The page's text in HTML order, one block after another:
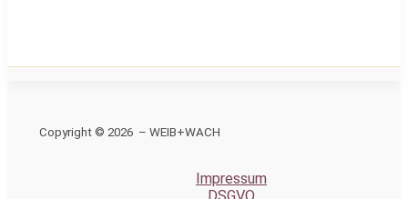
Copyright © 2026 – WEIB+WACH
Impressum